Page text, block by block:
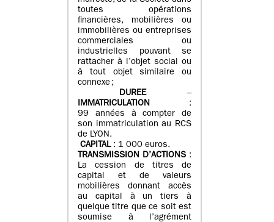
toutes opérations
financières, mobilières ou
immobilières ou entreprises
commerciales ou
industrielles pouvant se
rattacher à l’objet social ou
à tout objet similaire ou
connexe ;
DUREE–
IMMATRICULATION :
99 années à compter de
son immatriculation au RCS
de LYON.
CAPITAL: 1 000 euros.
TRANSMISSION D’ACTIONS :
La cession de titres de
capital et de valeurs
mobilières donnant accès
au capital à un tiers à
quelque titre que ce soit est
soumise à l’agrément